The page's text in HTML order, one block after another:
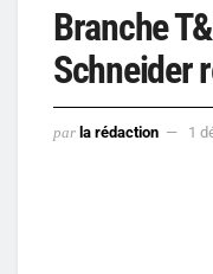
Branche
Schneider
par la rédaction 1